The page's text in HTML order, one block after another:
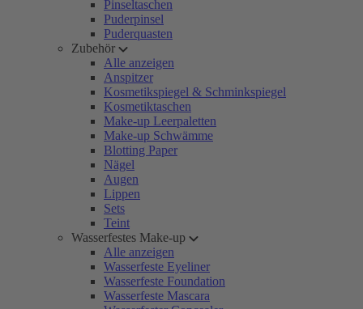
Pinseltaschen
Puderpinsel
Puderquasten
Zubehör
Alle anzeigen
Anspitzer
Kosmetikspiegel & Schminkspiegel
Kosmetiktaschen
Make-up Leerpaletten
Make-up Schwämme
Blotting Paper
Nägel
Augen
Lippen
Sets
Teint
Wasserfestes Make-up
Alle anzeigen
Wasserfeste Eyeliner
Wasserfeste Foundation
Wasserfeste Mascara